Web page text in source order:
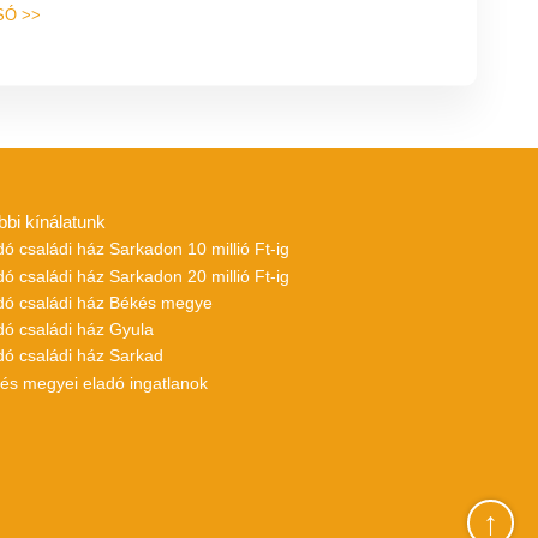
>>
↑
kínálatunk
családi ház Sarkadon 10 millió Ft-ig
családi ház Sarkadon 20 millió Ft-ig
családi ház Békés megye
családi ház Gyula
családi ház Sarkad
megyei eladó ingatlanok